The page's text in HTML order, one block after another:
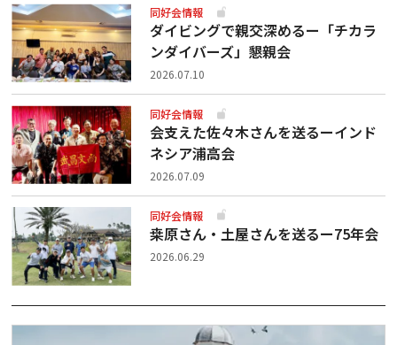
同好会情報
ダイビングで親交深めるー「チカラ
ンダイバーズ」懇親会
2026.07.10
同好会情報
会支えた佐々木さんを送るーインド
ネシア浦高会
2026.07.09
同好会情報
桒原さん・土屋さんを送るー75年会
2026.06.29